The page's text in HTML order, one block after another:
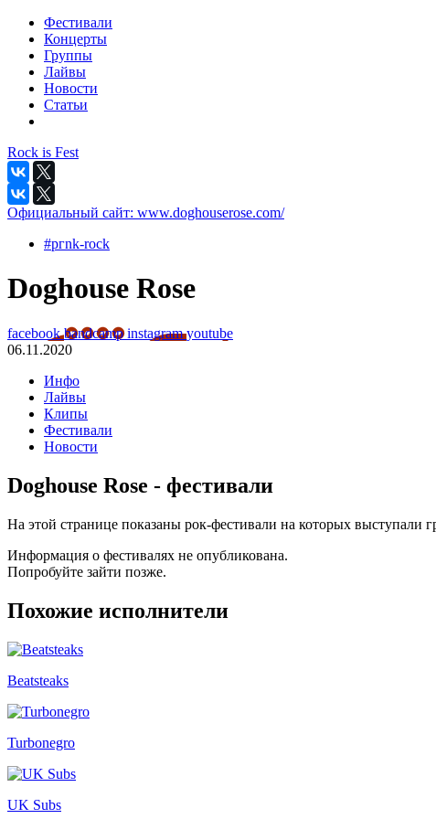
Фестивали
Концерты
Группы
Лайвы
Новости
Статьи
Rock is Fest
Официальный сайт: www.doghouserose.com/
#pгnk-roсk
Doghouse Rose
facebookbandcampinstagramyoutube
06.11.2020
Инфо
Лайвы
Клипы
Фестивали
Новости
Doghouse Rose - фестивали
На этой странице показаны рок-фестивали на которых выступали
Информация о фестивалях не опубликована.
Попробуйте зайти позже.
Похожие исполнители
Beatsteaks
Turbonegro
UK Subs